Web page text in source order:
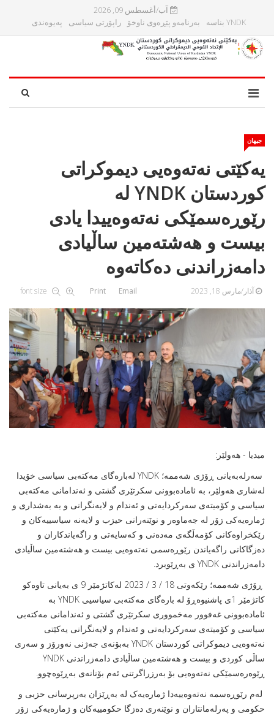
آب/أغسطس 09, 2026
YNDK بناسه‌
بەرنامەو پێڕەوی ناوخۆ راپۆرتی سیاسی پەیوەندی
جیهان
یەکێتى نەتەوەیى دیموکراتى
کوردستان YNDK له‌
رێوڕه‌سمێكی نه‌ته‌وه‌ییدا يادى
بیست و هەشته‌مین ساڵیادی
دامه‌زراندنی دەکاتەوە
آذار/مارس 18, 2023 font size Print Email
میدیا - هه‌ولێر:
سەرلەبەیانى ڕۆژى شەممە؛ YNDK له‌باره‌گای مه‌كته‌بی سیاسی خۆیدا
له‌شاری هه‌ولێر، بە ئامادەبوونى سکرتێرى گشتى و ئەندامانى مەکتەبى
سیاسى و کۆمیتەى سەرکردایەتى و ئەندام و لایەنگرانى و به‌ به‌شداری و
ژماره‌یه‌كی زۆر له ‌جه‌ماوه‌ر و نوێنەرانى حیزب و لایه‌نه‌ سیاسییه‌كان و
رێكخراوه‌كانی كۆمه‌ڵگه‌ی مه‌ده‌نی و كه‌سایه‌تی و راگه‌یاندكاران و
ده‌زگاكانی راگه‌یاندن رێوڕه‌سمی نه‌ته‌وه‌یی بیست و هەشته‌مین ساڵیادی
دامه‌زراندنی YNDK ى به‌ڕێوبرد.
ڕۆژى شەممە؛ رێکەوتى 18 / 3 / 2023 له‌كاتژمێر 9 ی بەیانى تاوه‌كو
کاتژمێر 1ى پاشنیوەڕۆ له ‌باره‌گای مه‌كته‌بی سیاسيی YNDK به‌
ئاماده‌بوونی غه‌فوور مه‌خمووری سكرتێری گشتی و ئه‌ندامانی مه‌كته‌بی
سیاسی و کۆمیتەى سه‌ركردایه‌تی و ئه‌ندام و لایه‌نگرانی یه‌كێتی
نه‌ته‌وه‌یی دیموكراتی كوردستان YNDK به‌بۆنه‌ی جه‌ژنی نه‌ورۆز و سه‌ری
ساڵی كوردی و بیست و هەشتەمین ساڵیادی دامه‌زراندنی YNDK
‌ڕێوه‌ره‌سمێكی نه‌ته‌وه‌یى بۆ بەرزراگرتنى ئه‌م بۆنانەى‌ بەڕێوەچوو.
له‌م رێوڕه‌سمه‌ نه‌ته‌وه‌ییه‌دا ژمارەیەک لە به‌ڕێزان بەرپرسانى حزبى و
حکومى و په‌رله‌مانتاران و نوێنه‌ری ده‌زگا حكومییه‌كان و ژماره‌یه‌كی زۆر